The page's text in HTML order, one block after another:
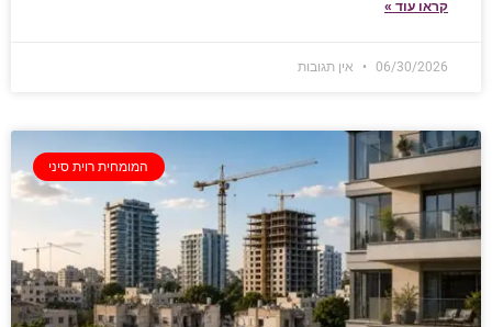
קראו עוד »
06/30/2026 אין תגובות
המומחית רוית סיני